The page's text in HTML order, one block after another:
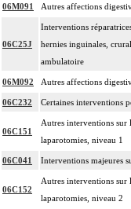
06M091 Autres affections
06C25J
Interventions
hernies inguinales,
ambulatoire
06M092 Autres affections
06C232 Certaines interventions
06C151
Autres interventions sur
laparotomies, niveau 1
06C041 Interventions majeures
06C152
Autres interventions sur
laparotomies, niveau 2